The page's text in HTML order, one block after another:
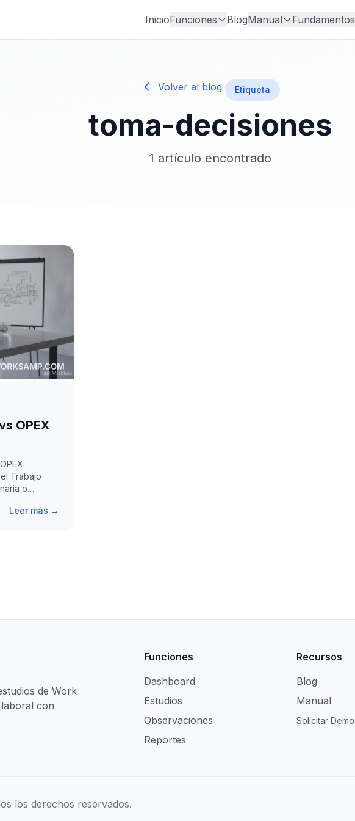
InicioFunciones BlogManual Fundamentos
Volver al blog Etiqueta
toma-decisiones
1 artículo encontrado
OPEX
Trabajo
o
Leer más →
de Work
con
Funciones
Dashboard
Estudios
Observaciones
Reportes
Recursos
Blog
Manual
Solicitar Demo
los derechos reservados.